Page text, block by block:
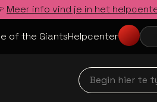
Meer info vind je in het
of the GiantsHelpcenter
Begin hier te